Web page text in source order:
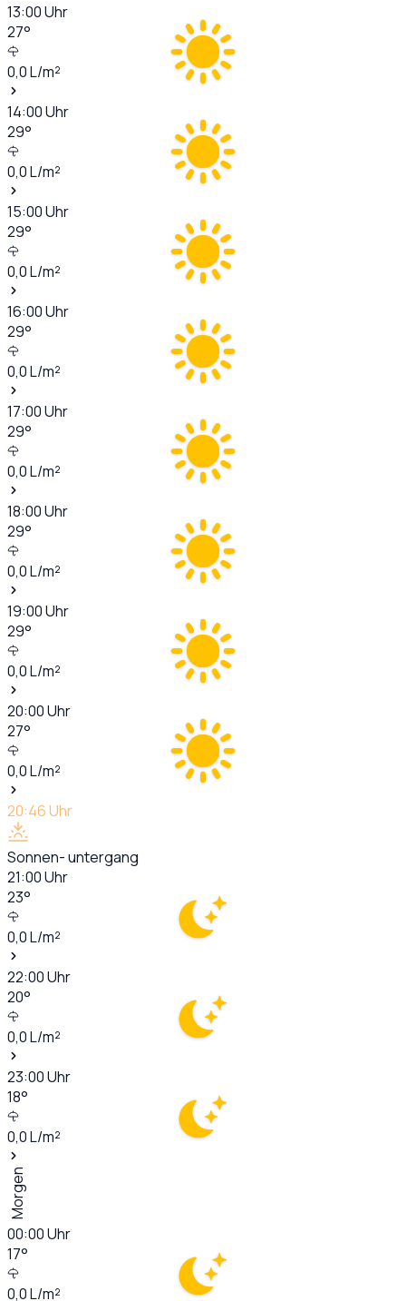
13:00Uhr
27°
0,0L/m²
14:00Uhr
29°
0,0L/m²
15:00Uhr
29°
0,0L/m²
16:00Uhr
29°
0,0L/m²
17:00Uhr
29°
0,0L/m²
18:00Uhr
29°
0,0L/m²
19:00Uhr
29°
0,0L/m²
20:00Uhr
27°
0,0L/m²
20:46Uhr
Sonnen- untergang
21:00Uhr
23°
0,0L/m²
22:00Uhr
20°
0,0L/m²
23:00Uhr
18°
0,0L/m²
Morgen
00:00Uhr
17°
0,0L/m²